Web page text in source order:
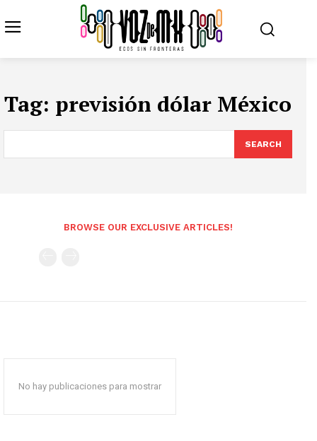
Tag: previsión dólar México
SEARCH
BROWSE OUR EXCLUSIVE ARTICLES!
No hay publicaciones para mostrar